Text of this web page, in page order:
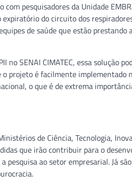
pesquisadores da Unidade
do circuito dos
de saúde que estão prestando
SENAI CIMATEC, essa solução
projeto é facilmente implementado
o que é de extrema
de Ciência, Tecnologia,
que irão contribuir para o
pesquisa ao setor empresarial. Já